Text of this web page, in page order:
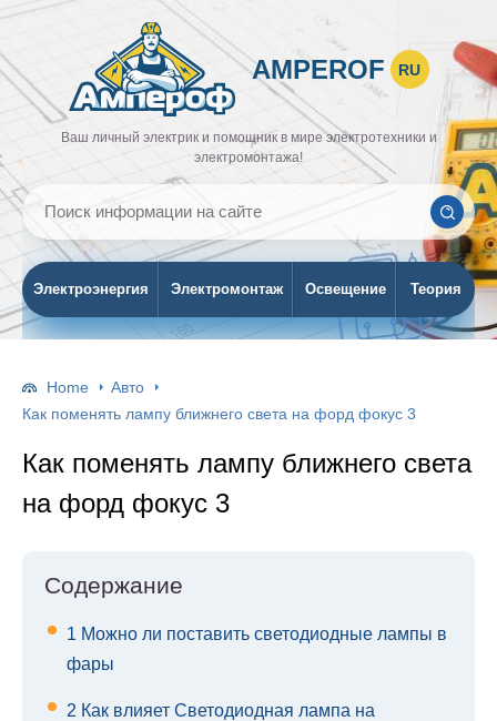
AMPEROF RU
Ваш личный электрик и помощник в мире электротехники и
электромонтажа!
Электроэнергия Электромонтаж Освещение Теория
Home
Авто
Как поменять лампу ближнего света на форд фокус 3
Как поменять лампу ближнего света
на форд фокус 3
Содержание
1 Можно ли поставить светодиодные лампы в
фары
2 Как влияет Светодиодная лампа на